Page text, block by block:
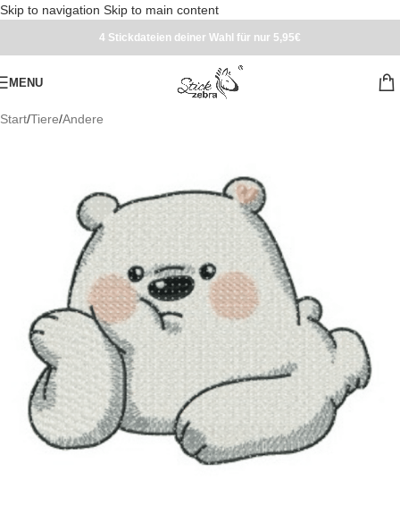
Skip to navigation Skip to main content
4 Stickdateien deiner Wahl für nur 5,95€
MENU
Start/Tiere/Andere